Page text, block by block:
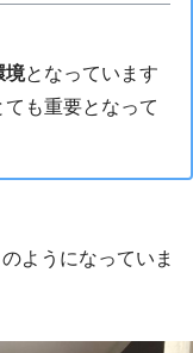
境となっています
も重要となって
ようになっていま